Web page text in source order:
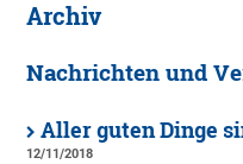
Archiv
Nachrichten und
Aller guten Dinge
12/11/2018